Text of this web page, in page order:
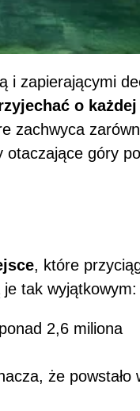
i zapierającymi
o
zachwyca
otaczające góry
, które
tak wyjątkowym:
2,6 miliona
że powstało